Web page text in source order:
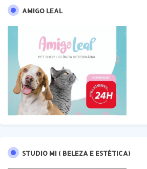
AMIGO LEAL
STUDIO MI ( BELEZA E ESTÉTICA)